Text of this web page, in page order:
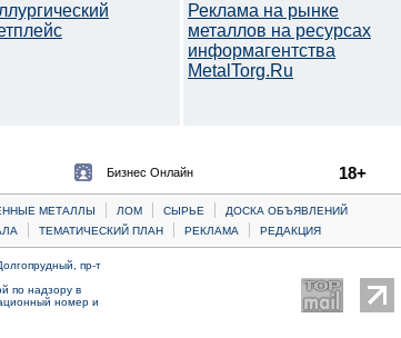
Реклама на рынке
металлов на ресурсах
информагентства
MetalTorg.Ru
Бизнес Онлайн 18+
МЕТАЛЛЫ | ЛОМ | CЫРЬЕ |
ДОСКА ОБЪЯВЛЕНИЙ
| ТЕМАТИЧЕСКИЙ ПЛАН | РЕКЛАМА | РЕДАКЦИЯ
пр-т
по надзору в
номер и